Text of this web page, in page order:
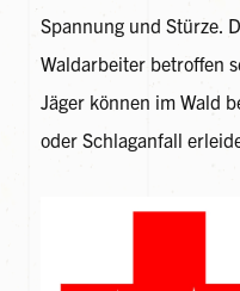
Spannung und Stürze.
Waldarbeiter betroffen
Jäger können im Wald
oder Schlaganfall